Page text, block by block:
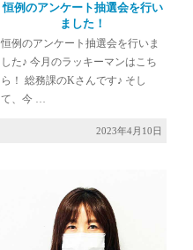
恒例のアンケート抽選会を行い
ました！
恒例のアンケート抽選会を行いま
した♪ 今月のラッキーマンはこち
ら！ 総務課のKさんです♪ そし
て、今 …
2023年4月10日